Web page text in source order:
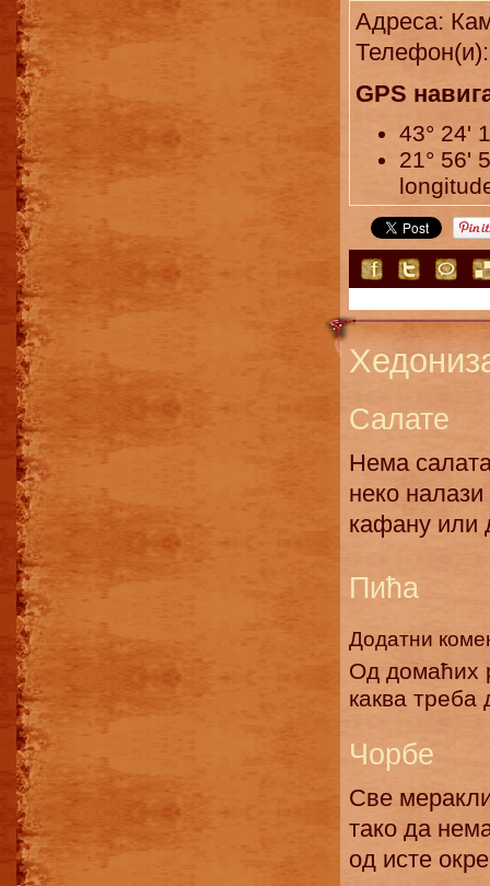
Адреса:
GPS
43° 24'
21° 56'
Салате
Нема
неко
кафану или
Пића
Додатни
Од домаћих
каква треба
Чорбе
Све
тако да
од исте